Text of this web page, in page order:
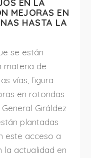
EN LA
MEJORAS EN
HASTA LA
se están
materia de
vías, figura
en rotondas
Giráldez
plantadas
este acceso a
la actualidad en